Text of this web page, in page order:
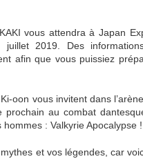
vous attendra à Japan
juillet 2019. Des
afin que vous puissiez
oon vous invitent dans
prochain au combat
hommes : Valkyrie Apocalypse !
et vos légendes, car